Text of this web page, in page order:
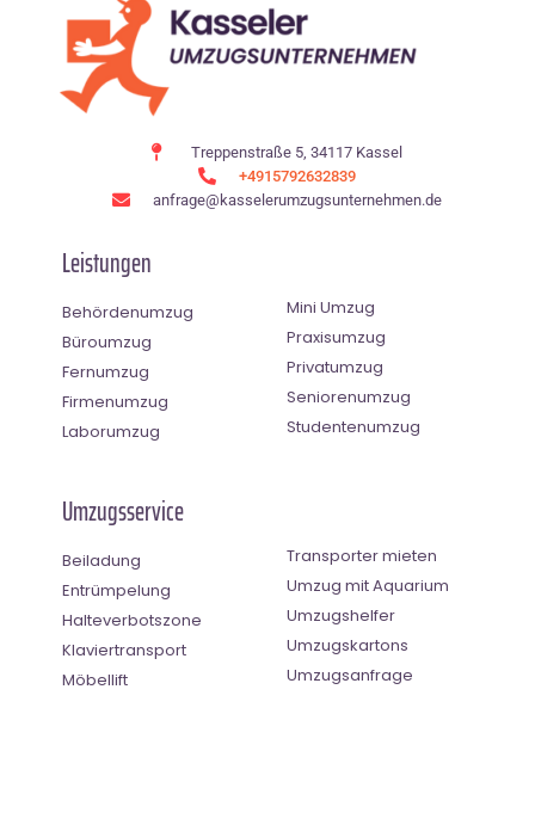
Treppenstraße 5, 34117 Kassel
+4915792632839
anfrage@kasselerumzugsunternehmen.de
Leistungen
Behördenumzug
Büroumzug
Fernumzug
Firmenumzug
Laborumzug
Mini Umzug
Praxisumzug
Privatumzug
Seniorenumzug
Studentenumzug
Umzugsservice
Beiladung
Entrümpelung
Halteverbotszone
Klaviertransport
Möbellift
Transporter mieten
Umzug mit Aquarium
Umzugshelfer
Umzugskartons
Umzugsanfrage